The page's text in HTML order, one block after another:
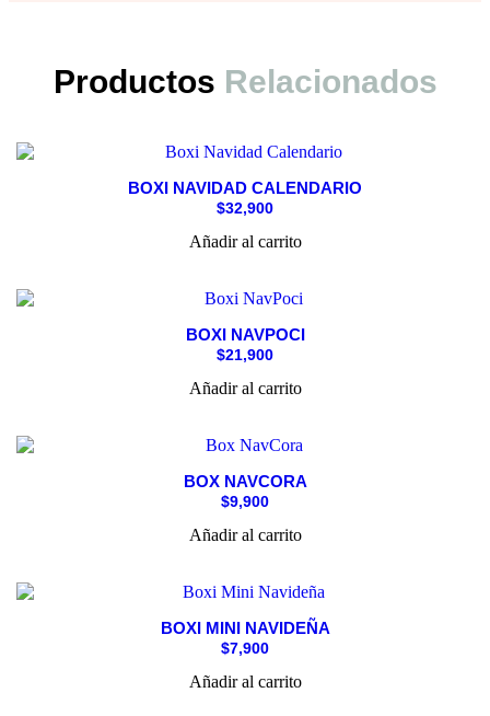
Productos Relacionados
BOXI NAVIDAD CALENDARIO
$32,900
Añadir al carrito
BOXI NAVPOCI
$21,900
Añadir al carrito
BOX NAVCORA
$9,900
Añadir al carrito
BOXI MINI NAVIDEÑA
$7,900
Añadir al carrito